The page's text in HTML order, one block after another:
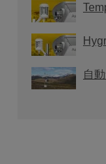
自